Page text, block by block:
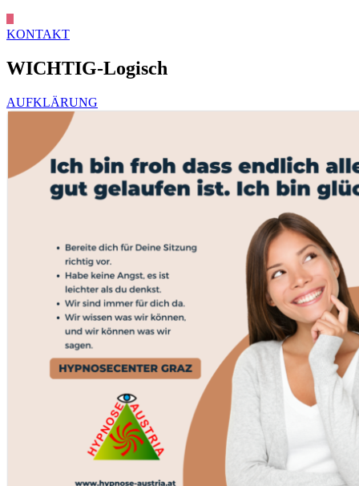
KONTAKT
WICHTIG-Logisch
AUFKLÄRUNG